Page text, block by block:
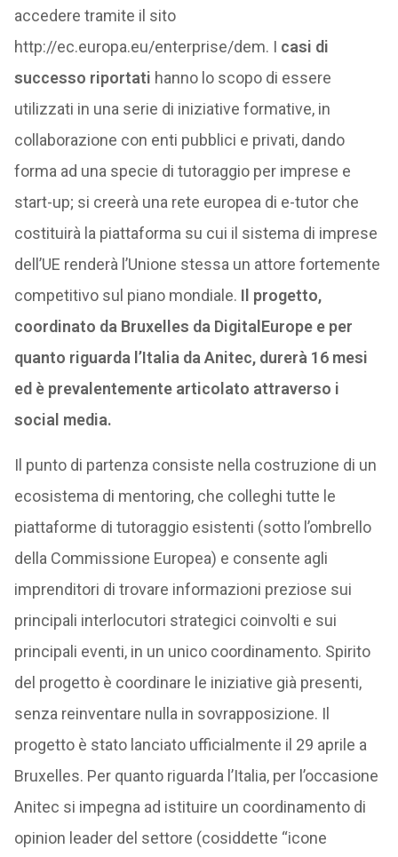
accedere tramite il sito
http://ec.europa.eu/enterprise/dem. I casi di
successo riportati hanno lo scopo di essere
utilizzati in una serie di iniziative formative, in
collaborazione con enti pubblici e privati, dando
forma ad una specie di tutoraggio per imprese e
start-up; si creerà una rete europea di e-tutor che
costituirà la piattaforma su cui il sistema di imprese
dell’UE renderà l’Unione stessa un attore fortemente
competitivo sul piano mondiale. Il progetto,
coordinato da Bruxelles da DigitalEurope e per
quanto riguarda l’Italia da Anitec, durerà 16 mesi
ed è prevalentemente articolato attraverso i
social media.
Il punto di partenza consiste nella costruzione di un
ecosistema di mentoring, che colleghi tutte le
piattaforme di tutoraggio esistenti (sotto l’ombrello
della Commissione Europea) e consente agli
imprenditori di trovare informazioni preziose sui
principali interlocutori strategici coinvolti e sui
principali eventi, in un unico coordinamento. Spirito
del progetto è coordinare le iniziative già presenti,
senza reinventare nulla in sovrapposizione. Il
progetto è stato lanciato ufficialmente il 29 aprile a
Bruxelles. Per quanto riguarda l’Italia, per l’occasione
Anitec si impegna ad istituire un coordinamento di
opinion leader del settore (cosiddette “icone